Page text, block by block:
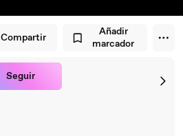
Compartir
Añadir
marcador
Seguir